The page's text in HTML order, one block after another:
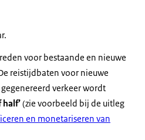
voor bestaande en nieuwe
reistijdbaten voor nieuwe
verkeer wordt
half’(zie voorbeeld bij de uitleg
en monetariseren van